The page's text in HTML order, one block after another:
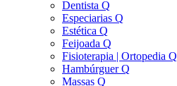
Dentista Q
Especiarias Q
Estética Q
Feijoada Q
Fisioterapia | Ortopedia Q
Hambúrguer Q
Massas Q